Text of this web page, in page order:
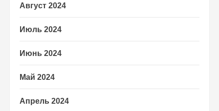
Август 2024
Июль 2024
Июнь 2024
Май 2024
Апрель 2024